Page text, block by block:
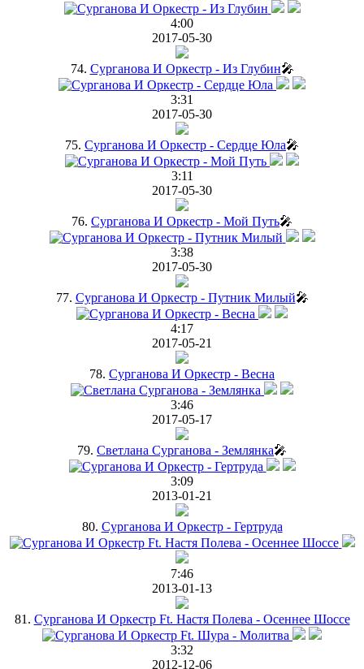
4:00
2017-05-30
74. Сурганова И Оркестр - Из Глубин🎤
3:31
2017-05-30
75. Сурганова И Оркестр - Сердце Юла🎤
3:11
2017-05-30
76. Сурганова И Оркестр - Мой Путь🎤
3:38
2017-05-30
77. Сурганова И Оркестр - Путник Милый🎤
4:17
2017-05-21
78. Сурганова И Оркестр - Весна
3:46
2017-05-17
79. Светлана Сурганова - Землянка🎤
3:09
2013-01-21
80. Сурганова И Оркестр - Гертруда
7:46
2013-01-13
81. Cурганова И Оркестр Ft. Настя Полева - Осеннее Шоссе
3:32
2012-12-06